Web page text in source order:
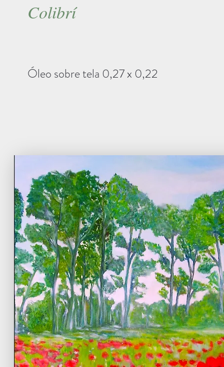
Colibrí
Óleo sobre tela 0,27 x 0,22